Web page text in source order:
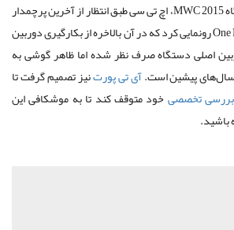
ماه پیش و در خلال نمایشگاه MWC 2015، اچ‌ تی‌ سی طبق انتظار از آخرین پرچمدار
خود در این کلاس یعنی One M9 رونمایی کرد که در آن بالاخره از بکارگیری دوربین
اصلی دستگاه صرف نظر شده اما ظاهر گوشی به
پیشین است.آی تی پورتنیز تصمیم گرفت تا
بررسی تخصصی خود متوقف کند تا به موشکافی این
باشید.